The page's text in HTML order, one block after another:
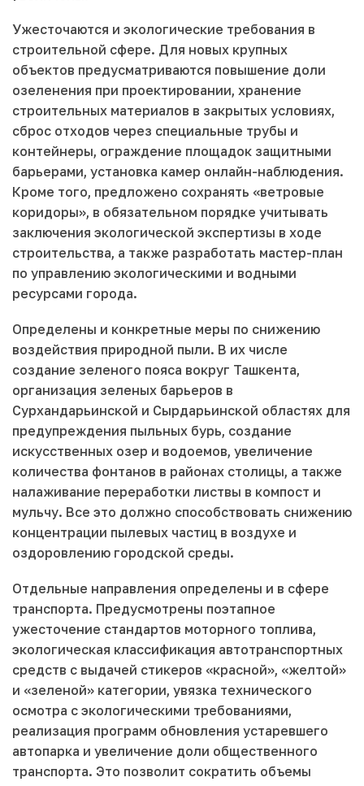
Ужесточаются и экологические требования в
строительной сфере. Для новых крупных
объектов предусматриваются повышение доли
озеленения при проектировании, хранение
строительных материалов в закрытых условиях,
сброс отходов через специальные трубы и
контейнеры, ограждение площадок защитными
барьерами, установка камер онлайн-наблюдения.
Кроме того, предложено сохранять «ветровые
коридоры», в обязательном порядке учитывать
заключения экологической экспертизы в ходе
строительства, а также разработать мастер-план
по управлению экологическими и водными
ресурсами города.
Определены и конкретные меры по снижению
воздействия природной пыли. В их числе
создание зеленого пояса вокруг Ташкента,
организация зеленых барьеров в
Сурхандарьинской и Сырдарьинской областях для
предупреждения пыльных бурь, создание
искусственных озер и водоемов, увеличение
количества фонтанов в районах столицы, а также
налаживание переработки листвы в компост и
мульчу. Все это должно способствовать снижению
концентрации пылевых частиц в воздухе и
оздоровлению городской среды.
Отдельные направления определены и в сфере
транспорта. Предусмотрены поэтапное
ужесточение стандартов моторного топлива,
экологическая классификация автотранспортных
средств с выдачей стикеров «красной», «желтой»
и «зеленой» категории, увязка технического
осмотра с экологическими требованиями,
реализация программ обновления устаревшего
автопарка и увеличение доли общественного
транспорта. Это позволит сократить объемы